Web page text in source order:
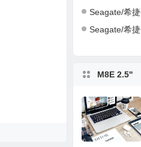
Seagate/希捷硬盘数据恢复
Seagate/希捷硬盘数据恢复固
M8E 2.5''